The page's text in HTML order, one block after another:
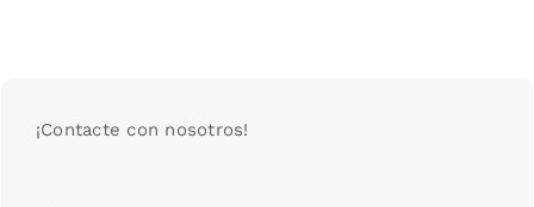
¡Contacte con nosotros!